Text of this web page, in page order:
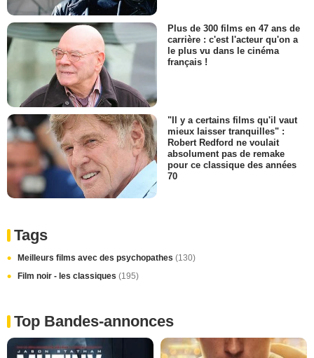
Plus de 300 films en 47 ans de
carrière : c'est l'acteur qu'on a
le plus vu dans le cinéma
français !
"Il y a certains films qu'il vaut
mieux laisser tranquilles" :
Robert Redford ne voulait
absolument pas de remake
pour ce classique des années
70
Tags
Meilleurs films avec des psychopathes (130)
Film noir - les classiques (195)
Top Bandes-annonces